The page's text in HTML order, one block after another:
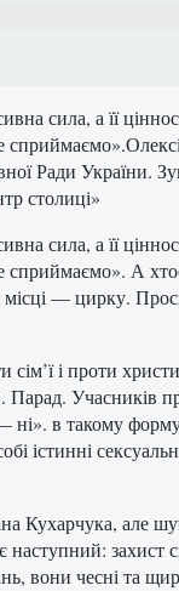
сила, а її
Ради України.
столиці»
сила, а її
сприймаємо». А
— цирку.
і проти
Учасників
в такому
істинні
Кухарчука, але
захист
вони чесні та